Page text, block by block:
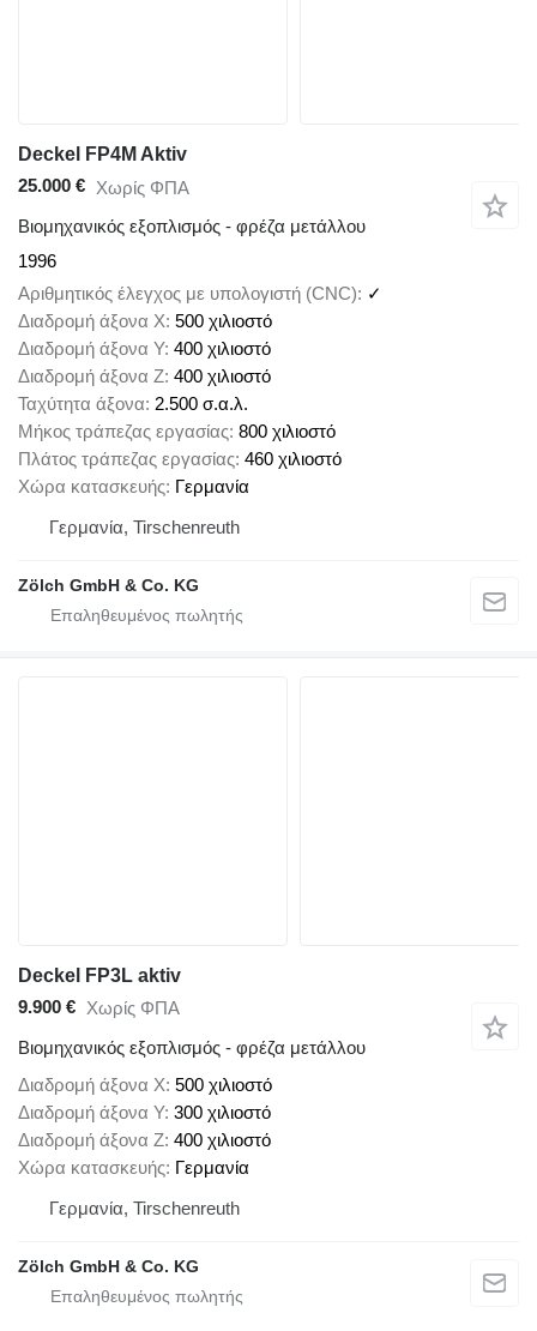
Deckel FP4M Aktiv
25.000 € Χωρίς ΦΠΑ
Βιομηχανικός εξοπλισμός - φρέζα μετάλλου
1996
Αριθμητικός έλεγχος με υπολογιστή (CNC)
✓
Διαδρομή άξονα X 500 χιλιοστό
Διαδρομή άξονα Y 400 χιλιοστό
Διαδρομή άξονα Z 400 χιλιοστό
Ταχύτητα άξονα 2.500 σ.α.λ.
Μήκος τράπεζας εργασίας 800 χιλιοστό
Πλάτος τράπεζας εργασίας 460 χιλιοστό
Χώρα κατασκευής Γερμανία
Γερμανία, Tirschenreuth
Zölch GmbH & Co. KG
Deckel FP3L aktiv
9.900 € Χωρίς ΦΠΑ
Βιομηχανικός εξοπλισμός - φρέζα μετάλλου
Διαδρομή άξονα X 500 χιλιοστό
Διαδρομή άξονα Y 300 χιλιοστό
Διαδρομή άξονα Z 400 χιλιοστό
Χώρα κατασκευής Γερμανία
Γερμανία, Tirschenreuth
Zölch GmbH & Co. KG